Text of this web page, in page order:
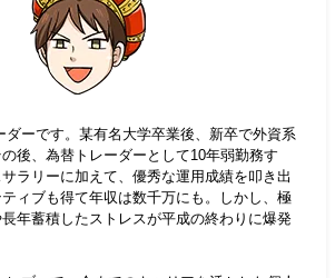
ダーです。某有名大学卒業後、新卒で外資系
後、為替トレーダーとして10年弱勤務す
ラリーに加えて、優秀な運用成績を叩き出
ィブも得て年収は数千万にも。しかし、極
年蓄積したストレスが平成の終わりに爆発